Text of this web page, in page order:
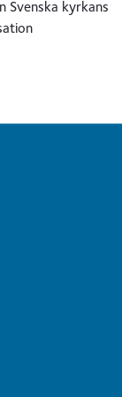
Svenska kyrkans